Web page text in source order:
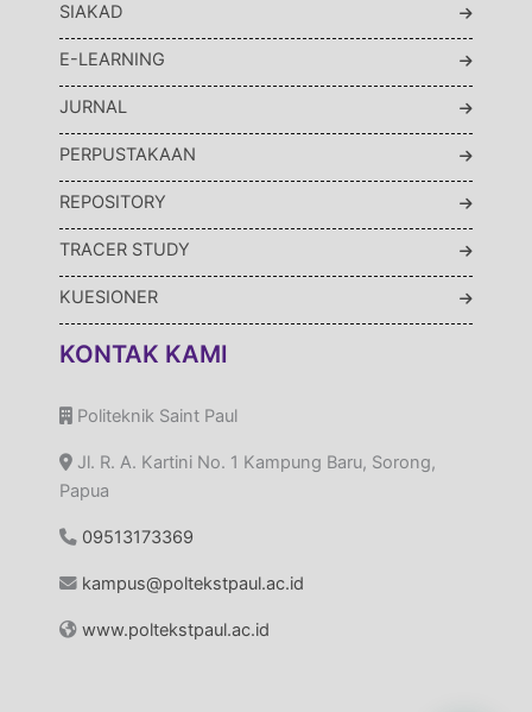
SIAKAD
E-LEARNING
JURNAL
PERPUSTAKAAN
REPOSITORY
TRACER STUDY
KUESIONER
KONTAK KAMI
Politeknik Saint Paul
Jl. R. A. Kartini No. 1 Kampung Baru, Sorong,
Papua
09513173369
kampus@poltekstpaul.ac.id
www.poltekstpaul.ac.id